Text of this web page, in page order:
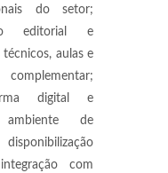
do setor;
editorial e
aulas e
digital e
de
com